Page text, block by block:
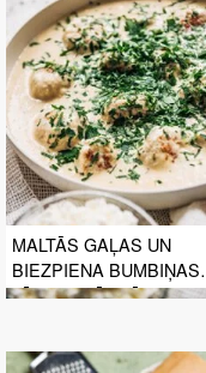
MALTĀS GAĻAS UN
BIEZPIENA BUMBIŅAS
SĪPOLU MĒRCĒ